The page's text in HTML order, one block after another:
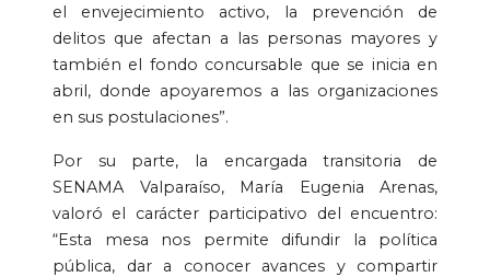
el envejecimiento activo, la prevención de
delitos que afectan a las personas mayores y
también el fondo concursable que se inicia en
abril, donde apoyaremos a las organizaciones
en sus postulaciones”.
Por su parte, la encargada transitoria de
SENAMA Valparaíso, María Eugenia Arenas,
valoró el carácter participativo del encuentro:
“Esta mesa nos permite difundir la política
pública, dar a conocer avances y compartir